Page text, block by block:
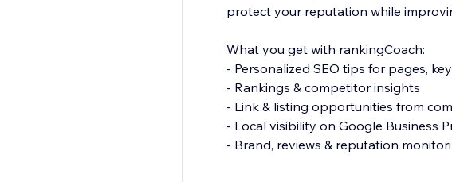
protect your reputation while
What you get with rankingCoach:
- Personalized SEO tips for pages,
- Rankings & competitor insights
- Link & listing opportunities from
- Local visibility on Google Business
- Brand, reviews & reputation